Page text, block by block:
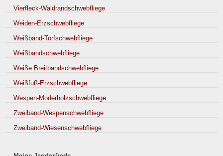
Vierfleck-Waldrandschwebfliege
Weiden-Erzschwebfliege
Weißband-Torfschwebfliege
Weißbandschwebfliege
Weiße Breitbandschwebfliege
Weißfuß-Erzschwebfliege
Wespen-Moderholzschwebfliege
Zweiband-Wespenschwebfliege
Zweiband-Wiesenschwebfliege